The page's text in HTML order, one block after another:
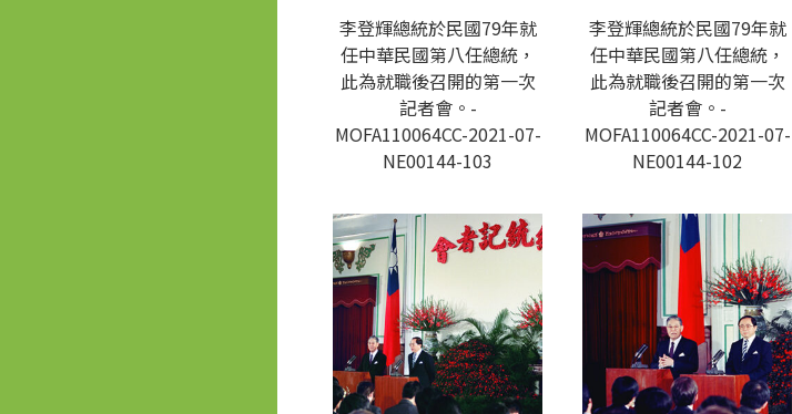
李登輝總統於民國79年就
任中華民國第八任總統，
此為就職後召開的第一次
記者會。-
MOFA110064CC-2021-07-
NE00144-103
李登輝總統於民國79年就
任中華民國第八任總統，
此為就職後召開的第一次
記者會。-
MOFA110064CC-2021-07-
NE00144-102